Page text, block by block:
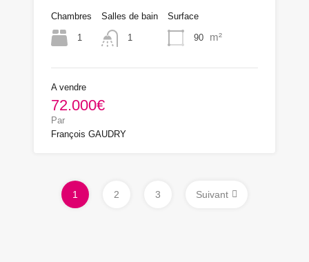
Chambres
1
Salles de bain
1
Surface
90 m²
A vendre
72.000€
Par
François GAUDRY
1 2 3 Suivant